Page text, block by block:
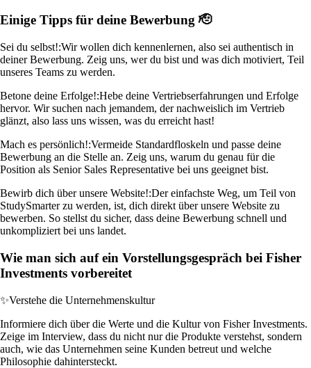
Einige Tipps für deine Bewerbung 🫡
Sei du selbst!:Wir wollen dich kennenlernen, also sei authentisch in
deiner Bewerbung. Zeig uns, wer du bist und was dich motiviert, Teil
unseres Teams zu werden.
Betone deine Erfolge!:Hebe deine Vertriebserfahrungen und Erfolge
hervor. Wir suchen nach jemandem, der nachweislich im Vertrieb
glänzt, also lass uns wissen, was du erreicht hast!
Mach es persönlich!:Vermeide Standardfloskeln und passe deine
Bewerbung an die Stelle an. Zeig uns, warum du genau für die
Position als Senior Sales Representative bei uns geeignet bist.
Bewirb dich über unsere Website!:Der einfachste Weg, um Teil von
StudySmarter zu werden, ist, dich direkt über unsere Website zu
bewerben. So stellst du sicher, dass deine Bewerbung schnell und
unkompliziert bei uns landet.
Wie man sich auf ein Vorstellungsgespräch bei Fisher
Investments vorbereitet
✨Verstehe die Unternehmenskultur
Informiere dich über die Werte und die Kultur von Fisher Investments.
Zeige im Interview, dass du nicht nur die Produkte verstehst, sondern
auch, wie das Unternehmen seine Kunden betreut und welche
Philosophie dahintersteckt.